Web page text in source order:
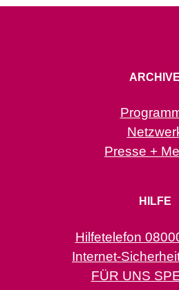
ARCHIVE
Presse +
HILFE
Hilfetelefon
Internet-
FÜR UNS